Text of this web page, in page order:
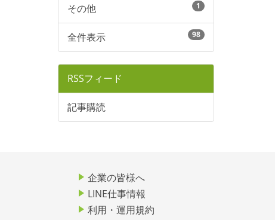
その他 1
全件表示 98
RSSフィード
記事購読
企業の皆様へ
LINE仕事情報
利用・運用規約